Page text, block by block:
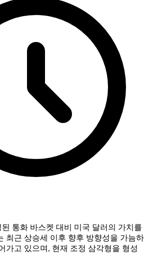
통화 바스켓 대비 미국 달러의 가치를
최근 상승세 이후 향후 방향성을 가늠하
가고 있으며, 현재 조정 삼각형을 형성